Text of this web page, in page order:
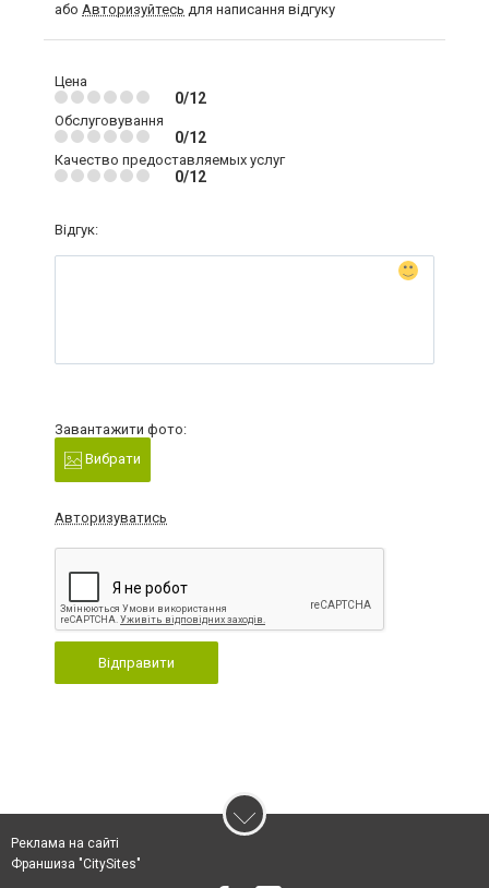
або Авторизуйтесь для написання відгуку
Цена
0/12
Обслуговування
0/12
Качество предоставляемых услуг
0/12
Відгук:
Завантажити фото:
Вибрати
Авторизуватись
Відправити
Реклама на сайті
Франшиза "CitySites"